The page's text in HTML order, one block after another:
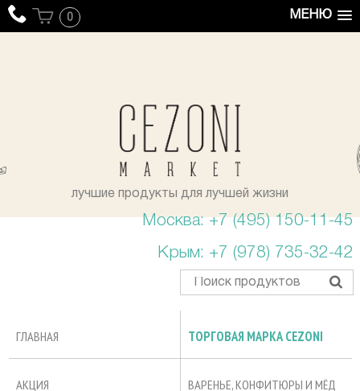
МЕНЮ
0
лучшие продукты для лучшей жизни
Москва: +7 (495) 150-11-45
Крым: +7 (978) 735-32-42
ГЛАВНАЯ ТОРГОВАЯ МАРКА CEZONI
АКЦИЯ ВАРЕНЬЕ, КОНФИТЮРЫ И МЁД